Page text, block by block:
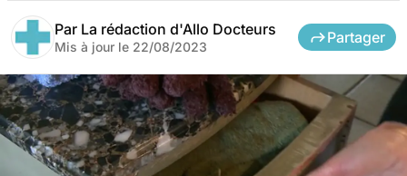
Par La rédaction d'Allo Docteurs
Mis à jour le 22/08/2023
Partager